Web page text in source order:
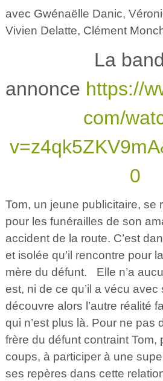
avec Gwénaëlle Danic,
Vivien Delatte, Clément
La
annonce https://
com/
0
Tom, un jeune publicitaire, se
pour les funérailles de son
accident de la route. C’est
et isolée qu’il rencontre pour
mère du défunt. Elle n’a
est, ni de ce qu’il a vécu avec
découvre alors l’autre réalité
qui n’est plus là. Pour ne pas
frère du défunt contraint Tom,
coups, à participer à une
ses repères dans cette